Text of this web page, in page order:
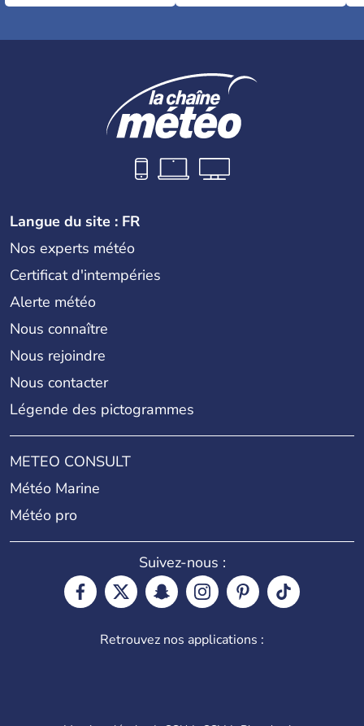
Langue du site : FR
Nos experts météo
Certificat d'intempéries
Alerte météo
Nous connaître
Nous rejoindre
Nous contacter
Légende des pictogrammes
METEO CONSULT
Météo Marine
Météo pro
Suivez-nous :
Retrouvez nos applications :